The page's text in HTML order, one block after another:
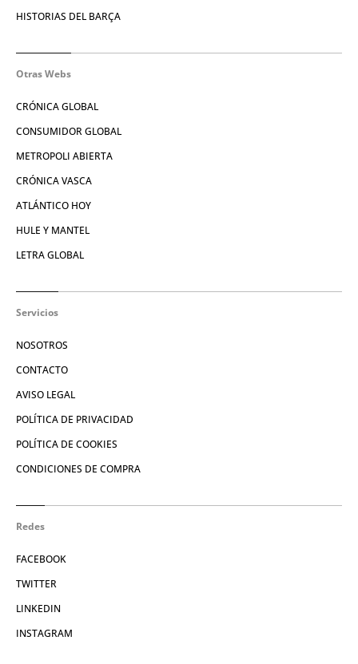
HISTORIAS DEL BARÇA
Otras Webs
CRÓNICA GLOBAL
CONSUMIDOR GLOBAL
METROPOLI ABIERTA
CRÓNICA VASCA
ATLÁNTICO HOY
HULE Y MANTEL
LETRA GLOBAL
Servicios
NOSOTROS
CONTACTO
AVISO LEGAL
POLÍTICA DE PRIVACIDAD
POLÍTICA DE COOKIES
CONDICIONES DE COMPRA
Redes
FACEBOOK
TWITTER
LINKEDIN
INSTAGRAM